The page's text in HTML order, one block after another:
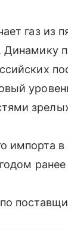
газ из
импорта